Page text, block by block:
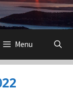
Menu